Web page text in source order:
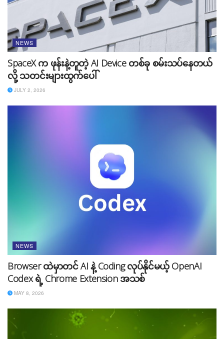
Musk ရောက်ရှိလာပြီး တစ်ပတ်အကြာမှာ Apple CEO,
Tim Cook က ဝန်ကြီးချုပ် Widodo ကို လာရောက်တွေ့ရှိခဲ့
ပါတယ်။ ထို့အပြင် MIcrosoft CEO, Satya Nadella လည်း
လာရောက်ပြီး နောင် ၄ နှစ်အကြာမှာ အသုံးပြုမည့် cloud &
AI infrastructure အတွက် အင်ဒိုနီးရှားမှာ ဒေါ်လာပေါင်း
၁.၄ ဘီလီယံကျော်လာရောက် ရင်းနှီးမြှုပ်နှံမယ့်အကြောင်း
ပြောကြားခဲ့ပါတယ်။ ​
ဝန်ကြီးချုပ် Widodo လက်ထပ်မှာ အင်ဒိုနီးရှားနိုင်ငံရဲ့
Digital Technology & Information sector အတွက်
အကောင်းဆုံးကြိုးစားတာကို တွေ့ရှိရပါတယ်။ ထို့အပြင်
2045 Vision အရ ကမ္ဘာမှာ စီးပွားရေးအဖွံ့ဖြိုးဆုံး ၅ နိုင်ငံမှာ
ပါဝင်အောင် ကြိုးစားနေတယ်လို့ ဆိုပါတယ်။ အင်ဒိုနီးရှားနိုင်ငံ
ရဲ့ Digital Technology and Information sector မှာ
support ပေးမှုကြောင့် နိုင်ငံတကာမှ Digital Nomad တွေ
လာရောက်နေထိုင်ကြတာကို တွေ့ရှိရပါတယ်။
NEWS
SpaceX က ဖုန်းနဲ့တူတဲ့ AI Device တစ်ခု စမ်းသပ်နေတယ်
လို့ သတင်းများထွက်ပေါ်
JULY 2, 2026
NEWS
Browser ထဲမှာတင် AI နဲ့ Coding လုပ်နိုင်မယ့် OpenAI
Codex ရဲ့ Chrome Extension အသစ်
MAY 8, 2026